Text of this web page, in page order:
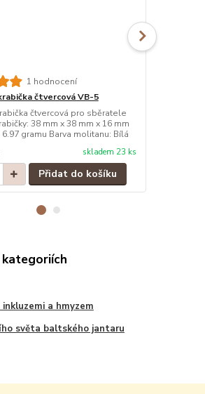
1 hodnocení
čtvercová VB-5
čtvercová pro sběratele
38 mm x 38 mm x 16 mm
gramu Barva molitanu: Bílá
skladem 23 ks
Přidat do košíku
a hmyzem
světa baltského jantaru